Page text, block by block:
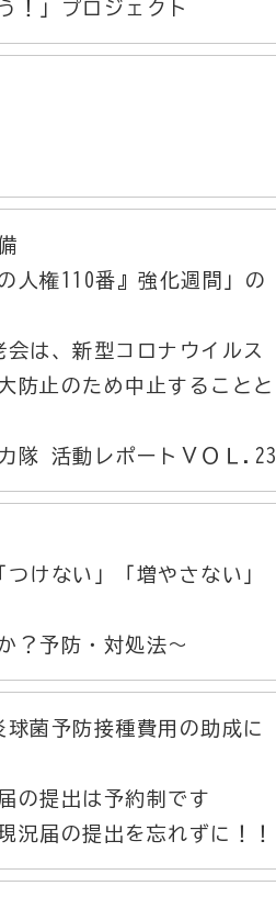
！」プロジェクト
人権110番』強化週間」の
は、新型コロナウイルス
防止のため中止することと
隊 活動レポートＶＯＬ.23
けない」「増やさない」
？予防・対処法～
菌予防接種費用の助成に
の提出は予約制です
況届の提出を忘れずに！！